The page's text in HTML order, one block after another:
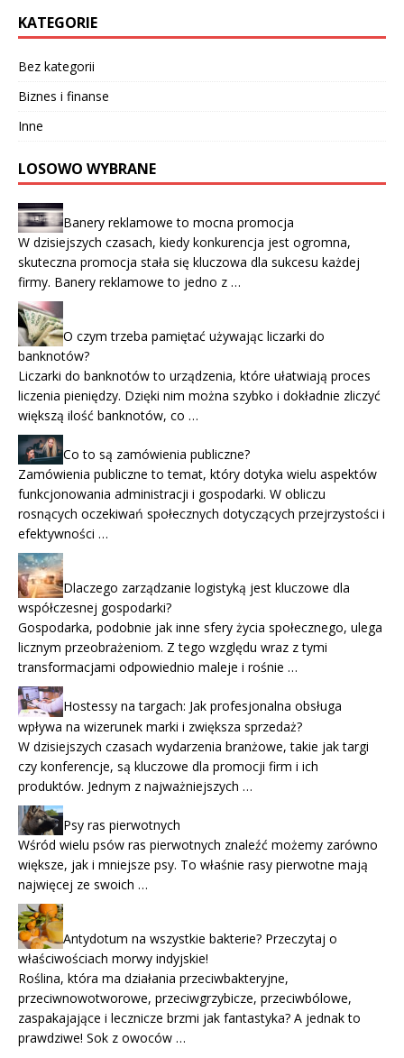
KATEGORIE
Bez kategorii
Biznes i finanse
Inne
LOSOWO WYBRANE
Banery reklamowe to mocna promocja
W dzisiejszych czasach, kiedy konkurencja jest ogromna,
skuteczna promocja stała się kluczowa dla sukcesu każdej
firmy. Banery reklamowe to jedno z …
O czym trzeba pamiętać używając liczarki do
banknotów?
Liczarki do banknotów to urządzenia, które ułatwiają proces
liczenia pieniędzy. Dzięki nim można szybko i dokładnie zliczyć
większą ilość banknotów, co …
Co to są zamówienia publiczne?
Zamówienia publiczne to temat, który dotyka wielu aspektów
funkcjonowania administracji i gospodarki. W obliczu
rosnących oczekiwań społecznych dotyczących przejrzystości i
efektywności …
Dlaczego zarządzanie logistyką jest kluczowe dla
współczesnej gospodarki?
Gospodarka, podobnie jak inne sfery życia społecznego, ulega
licznym przeobrażeniom. Z tego względu wraz z tymi
transformacjami odpowiednio maleje i rośnie …
Hostessy na targach: Jak profesjonalna obsługa
wpływa na wizerunek marki i zwiększa sprzedaż?
W dzisiejszych czasach wydarzenia branżowe, takie jak targi
czy konferencje, są kluczowe dla promocji firm i ich
produktów. Jednym z najważniejszych …
Psy ras pierwotnych
Wśród wielu psów ras pierwotnych znaleźć możemy zarówno
większe, jak i mniejsze psy. To właśnie rasy pierwotne mają
najwięcej ze swoich …
Antydotum na wszystkie bakterie? Przeczytaj o
właściwościach morwy indyjskie!
Roślina, która ma działania przeciwbakteryjne,
przeciwnowotworowe, przeciwgrzybicze, przeciwbólowe,
zaspakajające i lecznicze brzmi jak fantastyka? A jednak to
prawdziwe! Sok z owoców …